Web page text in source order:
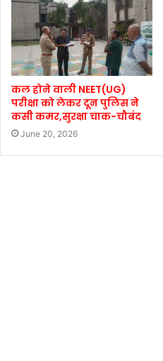
कल होने वाली NEET(UG)
परीक्षा को लेकर दून पुलिस ने
कसी कमर,सुरक्षा चाक-चौबंद
June 20, 2026